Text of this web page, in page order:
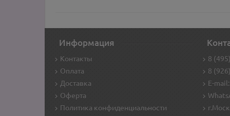
Информация
Контакты
Оплата
Доставка
Оферта
Политика конфиденциальности
8
8
E-